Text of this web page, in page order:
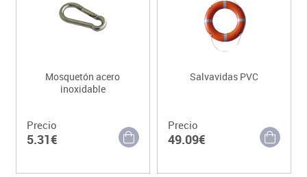
Mosquetón acero
inoxidable
Precio
5.31€
Salvavidas PVC
Precio
49.09€